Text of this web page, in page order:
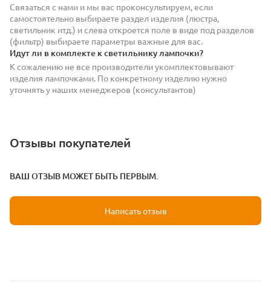
Связаться с нами и мы вас проконсультируем, если
самостоятельно выбираете раздел изделия (люстра,
светильник итд.) и слева откроется поле в виде под разделов
(фильтр) выбираете параметры важные для вас.
Идут ли в комплекте к светильнику лампочки?
К сожалению не все производители укомплектовывают
изделия лампочками. По конкретному изделию нужно
уточнять у наших менеджеров (консультантов)
Отзывы покупателей
ВАШ ОТЗЫВ МОЖЕТ БЫТЬ ПЕРВЫМ.
Написать отзыв